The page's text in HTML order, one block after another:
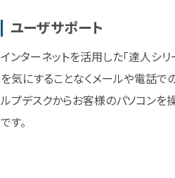
ユーザサポート
インターネットを活用した「達人シ
を気にすることなくメールや電話で
ルプデスクからお客様のパソコン
です。